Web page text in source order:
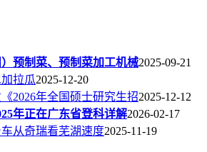
预制菜、预制菜加工机械2025-09-21
拉瓜2025-12-20
2026年全国硕士研究生招2025-12-12
年正在广东省登科详解2026-02-17
从奇瑞看芜湖速度2025-11-19